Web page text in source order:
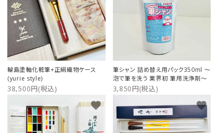
輪島塗軸化粧筆+正絹織物ケース
(yurie style)
38,500円(税込)
筆シャン 詰め替え用パック350ml ～
泡で筆を洗う 業界初 筆用洗浄剤～
3,850円(税込)
favorite favorite